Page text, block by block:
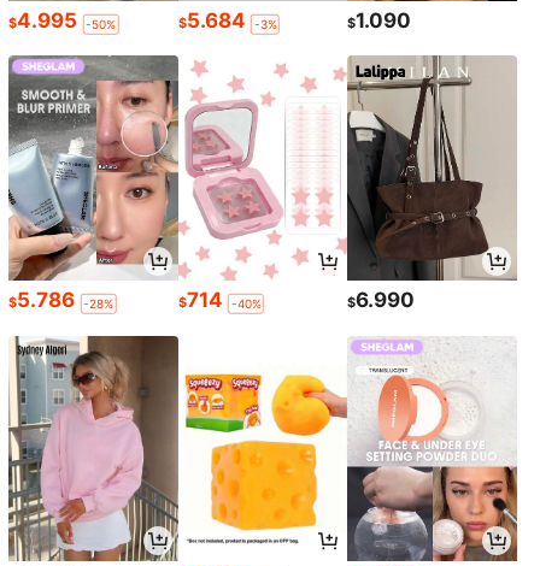
$4.995 -50% $5.684 -3% $1.090
$5.786 -28% $714 -40% $6.990